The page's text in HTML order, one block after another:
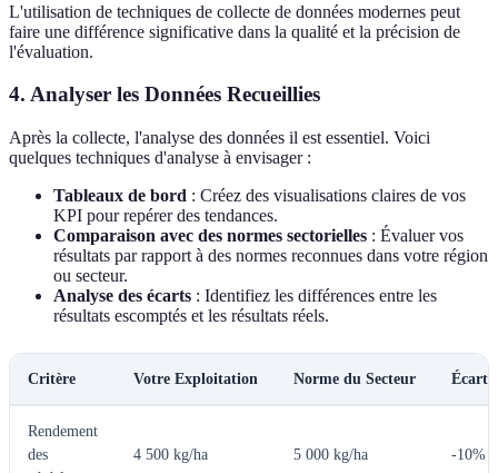
L'utilisation de techniques de collecte de données modernes peut
faire une différence significative dans la qualité et la précision de
l'évaluation.
4. Analyser les Données Recueillies
Après la collecte, l'analyse des données il est essentiel. Voici
quelques techniques d'analyse à envisager :
Tableaux de bord : Créez des visualisations claires de vos
KPI pour repérer des tendances.
Comparaison avec des normes sectorielles : Évaluer vos
résultats par rapport à des normes reconnues dans votre région
ou secteur.
Analyse des écarts : Identifiez les différences entre les
résultats escomptés et les résultats réels.
Critère Votre Exploitation Norme du Secteur Écart
Rendement
des
4 500 kg/ha 5 000 kg/ha -10%